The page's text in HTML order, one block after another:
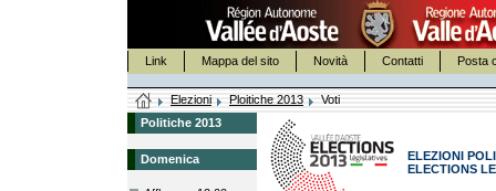
Link Mappa del sito Novità Contatti Posta
Elezioni Ploitiche 2013
Voti
Politiche 2013
Domenica
ELEZIONI
ELECTIONS